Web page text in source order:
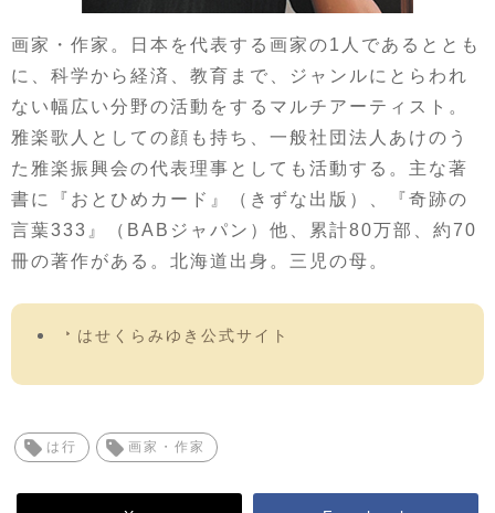
画家・作家。日本を代表する画家の1人であるととも
に、科学から経済、教育まで、ジャンルにとらわれ
ない幅広い分野の活動をするマルチアーティスト。
雅楽歌人としての顔も持ち、一般社団法人あけのう
た雅楽振興会の代表理事としても活動する。主な著
書に『おとひめカード』（きずな出版）、『奇跡の
言葉333』（BABジャパン）他、累計80万部、約70
冊の著作がある。北海道出身。三児の母。
はせくらみゆき公式サイト
は行 画家・作家